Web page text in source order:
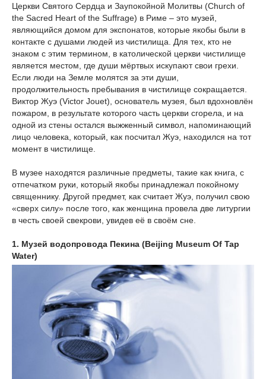
Церкви Святого Сердца и Заупокойной Молитвы (Church of
the Sacred Heart of the Suffrage) в Риме – это музей,
являющийся домом для экспонатов, которые якобы были в
контакте с душами людей из чистилища. Для тех, кто не
знаком с этим термином, в католической церкви чистилище
является местом, где души мёртвых искупают свои грехи.
Если люди на Земле молятся за эти души,
продолжительность пребывания в чистилище сокращается.
Виктор Жуэ (Victor Jouet), основатель музея, был вдохновлён
пожаром, в результате которого часть церкви сгорела, и на
одной из стены остался выжженный символ, напоминающий
лицо человека, который, как посчитал Жуэ, находился на тот
момент в чистилище.
В музее находятся различные предметы, такие как книга, с
отпечатком руки, который якобы принадлежал покойному
священнику. Другой предмет, как считает Жуэ, получил свою
«сверх силу» после того, как женщина провела две литургии
в честь своей свекрови, увидев её в своём сне.
1. Музей водопровода Пекина (Beijing Museum Of Tap
Water)